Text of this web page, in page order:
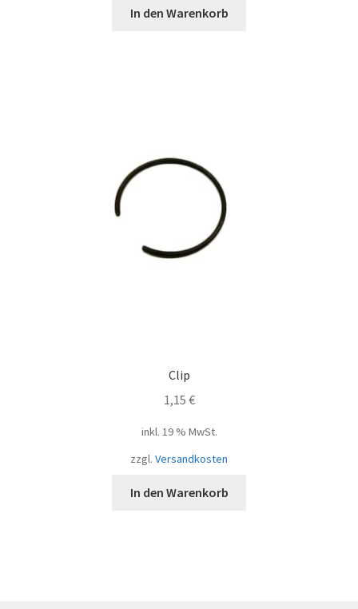
In den Warenkorb
Clip
1,15 €
inkl. 19 % MwSt.
zzgl. Versandkosten
In den Warenkorb